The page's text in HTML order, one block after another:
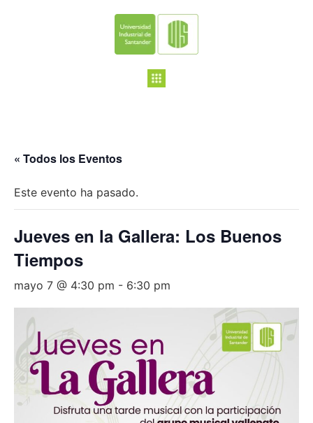
« Todos los Eventos
Este evento ha pasado.
Jueves en la Gallera: Los Buenos
Tiempos
mayo 7 @ 4:30 pm - 6:30 pm